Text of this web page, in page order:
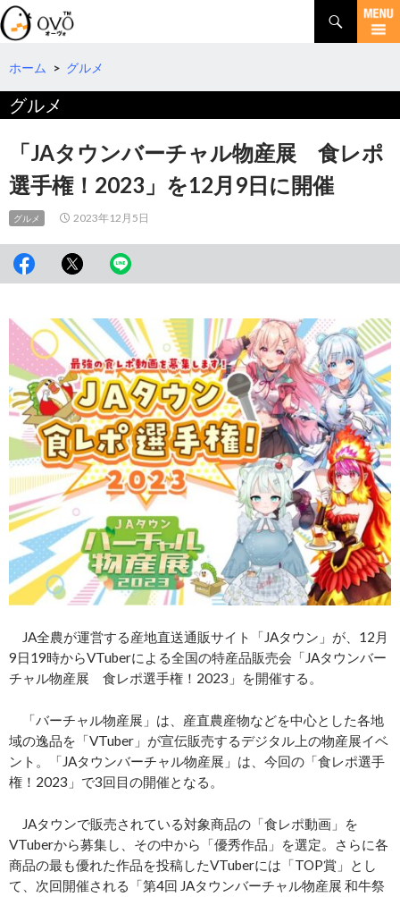
検
索
コ
テ
ツ
へ
ホーム > グルメ
グルメ
「JAタウンバーチャル物産展 食レポ
選手権！2023」を12月9日に開催
グルメ 2023年12月5日
JA全農が運営する産地直送通販サイト「JAタウン」が、12月
9日19時からVTuberによる全国の特産品販売会「JAタウンバー
チャル物産展 食レポ選手権！2023」を開催する。
「バーチャル物産展」は、産直農産物などを中心とした各地
域の逸品を「VTuber」が宣伝販売するデジタル上の物産展イベ
ント。「JAタウンバーチャル物産展」は、今回の「食レポ選手
権！2023」で3回目の開催となる。
JAタウンで販売されている対象商品の「食レポ動画」を
VTuberから募集し、その中から「優秀作品」を選定。さらに各
商品の最も優れた作品を投稿したVTuberには「TOP賞」とし
て、次回開催される「第4回 JAタウンバーチャル物産展 和牛祭